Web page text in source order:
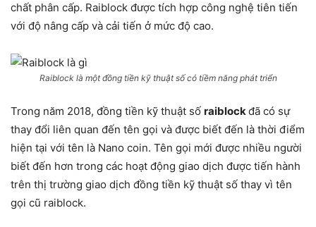
chất phân cấp. Raiblock được tích hợp công nghệ tiên tiến
với độ nâng cấp và cải tiến ở mức độ cao.
Raiblock là một đồng tiền kỹ thuật số có tiềm năng phát triển
Trong năm 2018, đồng tiền kỹ thuật số raiblockđã có sự
thay đổi liên quan đến tên gọi và được biết đến là thời điểm
hiện tại với tên là Nano coin. Tên gọi mới được nhiều người
biết đến hơn trong các hoạt động giao dịch được tiến hành
trên thị trường giao dịch đồng tiền kỹ thuật số thay vì tên
gọi cũ raiblock.